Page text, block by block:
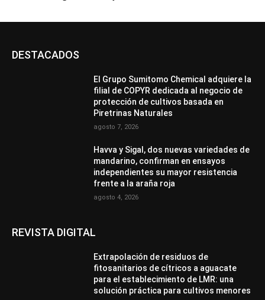
DESTACADOS
El Grupo Sumitomo Chemical adquiere la
filial de COPYR dedicada al negocio de
protección de cultivos basada en
Piretrinas Naturales
agosto 7, 2026
Havva y Sigal, dos nuevas variedades de
mandarino, confirman en ensayos
independientes su mayor resistencia
frente a la araña roja
agosto 4, 2026
REVISTA DIGITAL
Extrapolación de residuos de
fitosanitarios de cítricos a aguacate
para el establecimiento de LMR: una
solución práctica para cultivos menores